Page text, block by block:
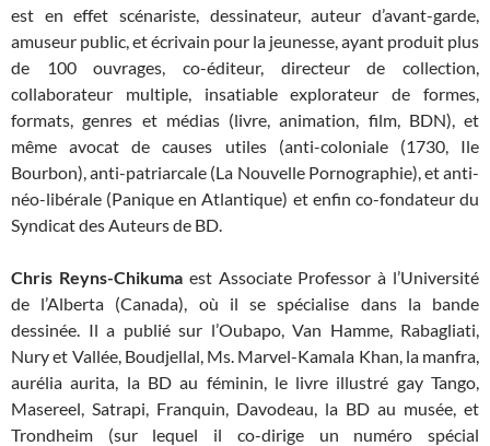
est en effet scénariste, dessinateur, auteur d’avant-garde,
amuseur public, et écrivain pour la jeunesse, ayant produit plus
de 100 ouvrages, co-éditeur, directeur de collection,
collaborateur multiple, insatiable explorateur de formes,
formats, genres et médias (livre, animation, film, BDN), et
même avocat de causes utiles (anti-coloniale (1730, Ile
Bourbon), anti-patriarcale (La Nouvelle Pornographie), et anti-
néo-libérale (Panique en Atlantique) et enfin co-fondateur du
Syndicat des Auteurs de BD.
Chris Reyns-Chikumaest Associate Professor à l’Université
de l’Alberta (Canada), où il se spécialise dans la bande
dessinée. Il a publié sur l’Oubapo, Van Hamme, Rabagliati,
Nury et Vallée, Boudjellal, Ms. Marvel-Kamala Khan, la manfra,
aurélia aurita, la BD au féminin, le livre illustré gay Tango,
Masereel, Satrapi, Franquin, Davodeau, la BD au musée, et
Trondheim (sur lequel il co-dirige un numéro spécial